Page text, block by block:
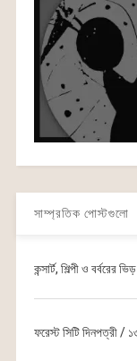
সাম্প্রতিক পোস্টগুলো
কন্সার্ট, শিল্পী ও বর্বরের
ফরেস্ট সিটি দিনপত্রী /